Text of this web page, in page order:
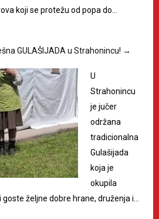
koji se protežu od popa do…
GULAŠIJADA u Strahonincu! →
U
Strahonincu
je jučer
održana
tradicionalna
Gulašijada
koja je
okupila
željne dobre hrane, druženja i…